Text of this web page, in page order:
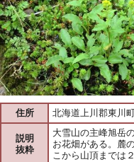
住所 北海道上川郡東川
説明
抜粋
大雪山の主峰旭岳
お花畑がある。麓
こから山頂までは